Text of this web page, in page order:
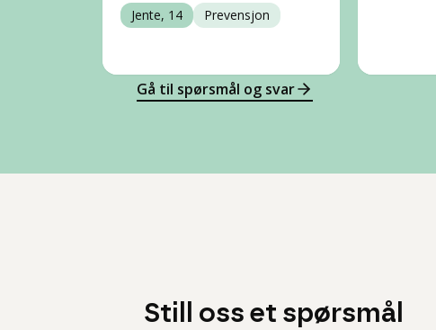
Jente, 14 Prevensjon
Gå til spørsmål og svar
Still oss et spørsmål